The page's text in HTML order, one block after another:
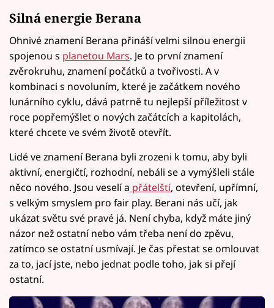
Silná energie Berana
Ohnivé znamení Berana přináší velmi silnou energii
spojenou s planetou Mars. Je to první znamení
zvěrokruhu, znamení počátků a tvořivosti. A v
kombinaci s novoluním, které je začátkem nového
lunárního cyklu, dává patrně tu nejlepší příležitost v
roce popřemýšlet o nových začátcích a kapitolách,
které chcete ve svém životě otevřít.
Lidé ve znamení Berana byli zrozeni k tomu, aby byli
aktivní, energičtí, rozhodní, nebáli se a vymýšleli stále
něco nového. Jsou veselí a přátelští, otevření, upřímní,
s velkým smyslem pro fair play. Berani nás učí, jak
ukázat světu své pravé já. Není chyba, když máte jiný
názor než ostatní nebo vám třeba není do zpěvu,
zatímco se ostatní usmívají. Je čas přestat se omlouvat
za to, jací jste, nebo jednat podle toho, jak si přejí
ostatní.